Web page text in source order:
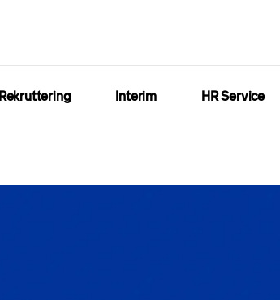
Rekruttering Interim HR Service